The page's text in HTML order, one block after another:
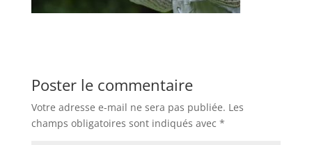
Poster le commentaire
Votre adresse e-mail ne sera pas publiée. Les
champs obligatoires sont indiqués avec *